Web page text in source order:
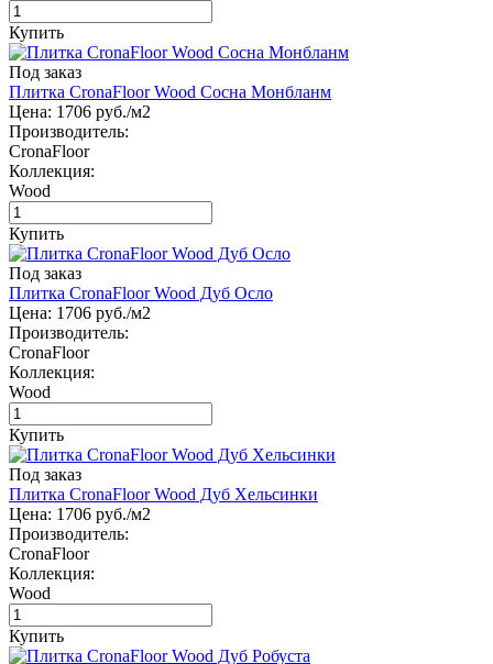
Купить
Под заказ
Плитка CronaFloor Wood Сосна Монбланм
Цена: 1706 руб./м2
Производитель:
CronaFloor
Коллекция:
Wood
Купить
Под заказ
Плитка CronaFloor Wood Дуб Осло
Цена: 1706 руб./м2
Производитель:
CronaFloor
Коллекция:
Wood
Купить
Под заказ
Плитка CronaFloor Wood Дуб Хельсинки
Цена: 1706 руб./м2
Производитель:
CronaFloor
Коллекция:
Wood
Купить